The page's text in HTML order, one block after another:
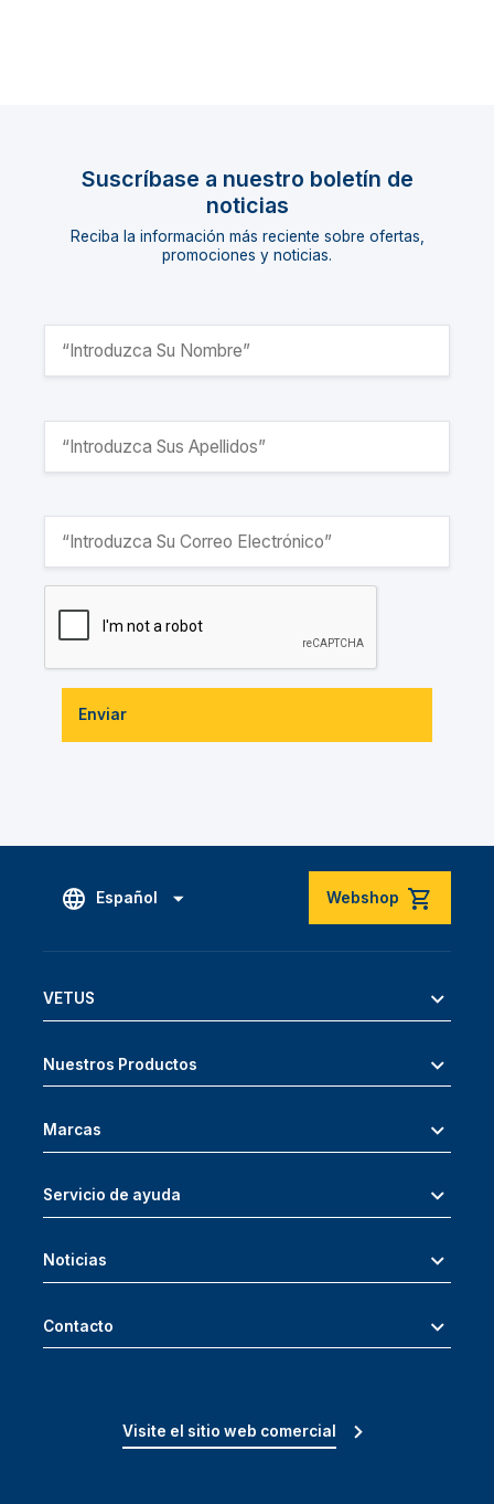
Suscríbase a nuestro boletín de
noticias
Reciba la información más reciente sobre ofertas,
promociones y noticias.
Enviar
Español Webshop
VETUS
Nuestros Productos
Marcas
Servicio de ayuda
Noticias
Contacto
Visite el sitio web comercial